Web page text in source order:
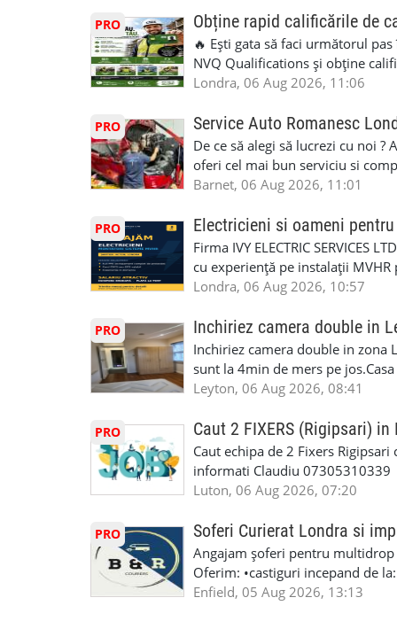
PRO Obține rapid calificările de
🔥 Ești gata să faci următorul
NVQ Qualifications și obține
Calificări recunoscute în UK ✅
competențele 👷 Indiferent dacă
oficială, noi te ajutăm să alegi
complicații. 💥 Suport real de la
noi oportunități de muncă și de
6RR 🚀 CSCS Colindale – GQA
te astăzi. Construiește-ți viitorul
Londra, 06 Aug 2026, 11:06
PRO Service Auto Romanesc
De ce să alegi să lucrezi cu noi
oferi cel mai bun serviciu si
alegerea ideală: Personal
Auto. Indiferent de situație,
repara in scurt timp si eficient
garaj auto care ofera orice tip de
Lucram cu Toate Garantiile si
iTP/MOT Masini Mici si Vanuri
Accident Management, Preluam
Masina la Schimb. ✅ Distributii
Geometrie Profesionala Roti
Explicatii. ✅ Suntem foarte buni
Reparam orice tip de masina
Masina de Drum Lung. ✅
Detailing Auto Interior/Exterior.
WhatsApp Text https://wa.link/
6HB
#AtelierAutoLondra
#RomanianGarageRepair
#RomanianMechanic
#MecaniciProfesionistiLondra
Barnet, 06 Aug 2026, 11:01
PRO Electricieni si oameni
Firma IVY ELECTRIC SERVICES
cu experiență pe instalații
obligatorii: 🔹 Full PPE
lucru constant ✅ Echipă
detalii și programare, trimiteți
Londra, 06 Aug 2026, 10:57
PRO Inchiriez camera double in
Inchiriez camera double in zona
sunt la 4min de mers pe
incluse.Cautam o persoana sau
seriozitate.Multumesc anticipat.
Leyton, 06 Aug 2026, 08:41
PRO Caut 2 FIXERS (Rigipsari) in
Caut echipa de 2 Fixers
informati Claudiu 07305310339
Luton, 06 Aug 2026, 07:20
PRO Soferi Curierat Londra si
Angajam șoferi pentru
Oferim: •castiguri incepand de
pentru cei platitori de VAT si
Enfield, 05 Aug 2026, 13:13